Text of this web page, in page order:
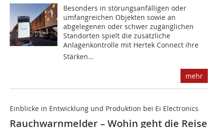
Besonders in störungsanfälligen oder
umfangreichen Objekten sowie an
abgelegenen oder schwer zugänglichen
Standorten spielt die zusätzliche
Anlagenkontrolle mit Hertek Connect ihre
Stärken...
mehr
Einblicke in Entwicklung und Produktion bei Ei Electronics
Rauchwarnmelder – Wohin geht die Reise